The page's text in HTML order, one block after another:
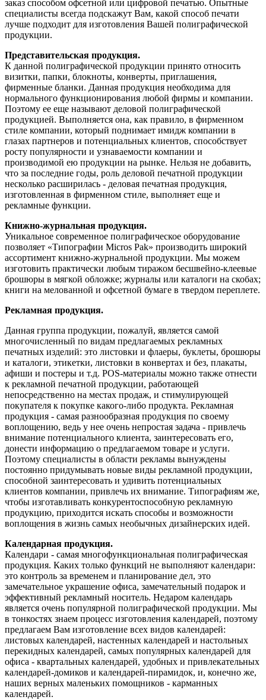
заказ способом офсетной или цифровой печатью. Опытные
специалисты всегда подскажут Вам, какой способ печати
лучше подходит для изготовления Вашей полиграфической
продукции.
Представительская продукция.
К данной полиграфической продукции принято относить
визитки, папки, блокноты, конверты, приглашения,
фирменные бланки. Данная продукция необходима для
нормального функционирования любой фирмы и компании.
Поэтому ее еще называют деловой полиграфической
продукцией. Выполняется она, как правило, в фирменном
стиле компании, который поднимает имидж компании в
глазах партнеров и потенциальных клиентов, способствует
росту популярности и узнаваемости компании и
производимой ею продукции на рынке. Нельзя не добавить,
что за последние годы, роль деловой печатной продукции
несколько расширилась - деловая печатная продукция,
изготовленная в фирменном стиле, выполняет еще и
рекламные функции.
Книжно-журнальная продукция.
Уникальное современное полиграфическое оборудование
позволяет «Типографии Micros Pak» производить широкий
ассортимент книжно-журнальной продукции. Мы можем
изготовить практически любым тиражом бесшвейно-клеевые
брошюры в мягкой обложке; журналы или каталоги на скобах;
книги на мелованной и офсетной бумаге в твердом переплете.
Рекламная продукция.
Данная группа продукции, пожалуй, является самой
многочисленный по видам предлагаемых рекламных
печатных изделий: это листовки и флаеры, буклеты, брошюры
и каталоги, этикетки, листовки в конвертах и без, плакаты,
афиши и постеры и т.д. POS-материалы можно также отнести
к рекламной печатной продукции, работающей
непосредственно на местах продаж, и стимулирующей
покупателя к покупке какого-либо продукта. Рекламная
продукция - самая разнообразная продукция по своему
воплощению, ведь у нее очень непростая задача - привлечь
внимание потенциального клиента, заинтересовать его,
донести информацию о предлагаемом товаре и услуги.
Поэтому специалисты в области рекламы вынуждены
постоянно придумывать новые виды рекламной продукции,
способной заинтересовать и удивить потенциальных
клиентов компании, привлечь их внимание. Типографиям же,
чтобы изготавливать конкурентоспособную рекламную
продукцию, приходится искать способы и возможности
воплощения в жизнь самых необычных дизайнерских идей.
Календарная продукция.
Календари - самая многофункциональная полиграфическая
продукция. Каких только функций не выполняют календари:
это контроль за временем и планирование дел, это
замечательное украшение офиса, замечательный подарок и
эффективный рекламный носитель. Недаром календарь
является очень популярной полиграфической продукции. Мы
в тонкостях знаем процесс изготовления календарей, поэтому
предлагаем Вам изготовление всех видов календарей:
листовых календарей, настенных календарей и настольных
перекидных календарей, самых популярных календарей для
офиса - квартальных календарей, удобных и привлекательных
календарей-домиков и календарей-пирамидок, и, конечно же,
наших верных маленьких помощников - карманных
календарей.